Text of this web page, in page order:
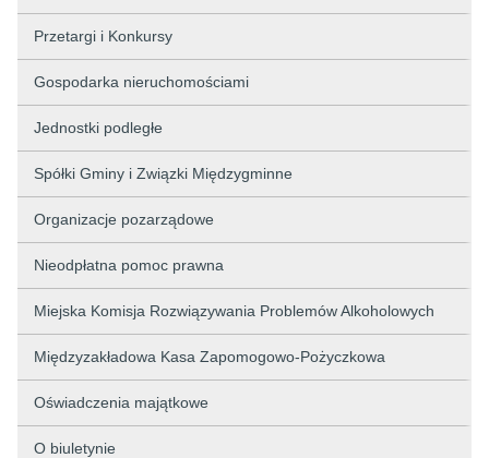
Przetargi i Konkursy
Gospodarka nieruchomościami
Jednostki podległe
Spółki Gminy i Związki Międzygminne
Organizacje pozarządowe
Nieodpłatna pomoc prawna
Miejska Komisja Rozwiązywania Problemów Alkoholowych
Międzyzakładowa Kasa Zapomogowo-Pożyczkowa
Oświadczenia majątkowe
O biuletynie